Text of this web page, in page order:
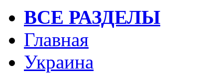
ВСЕ РАЗДЕЛЫ
Главная
Украина